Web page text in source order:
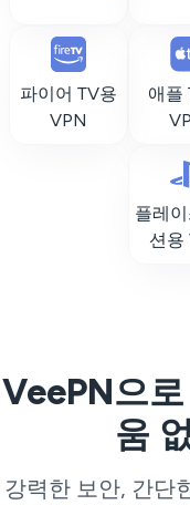
파이어 TV용
VPN
애플
플레
션용
VeePN으
움
강력한 보안, 간단